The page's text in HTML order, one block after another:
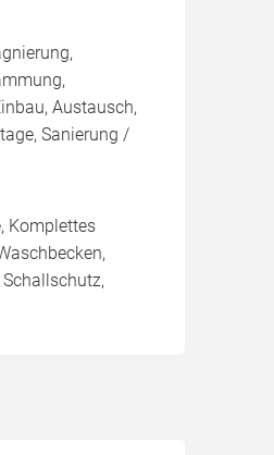
Austausch,
Sanierung /
Komplettes